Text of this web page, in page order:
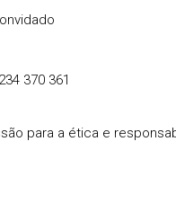
370 361
para a ética e